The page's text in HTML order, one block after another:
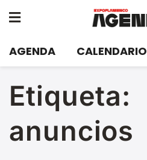
AGENDA CALENDARIO
Etiqueta:
anuncios